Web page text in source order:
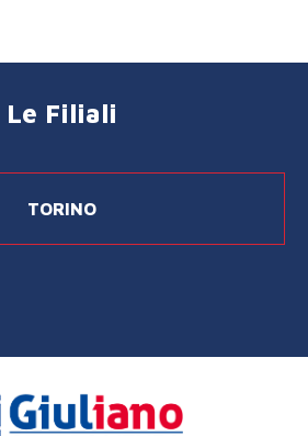
Le Filiali
TORINO